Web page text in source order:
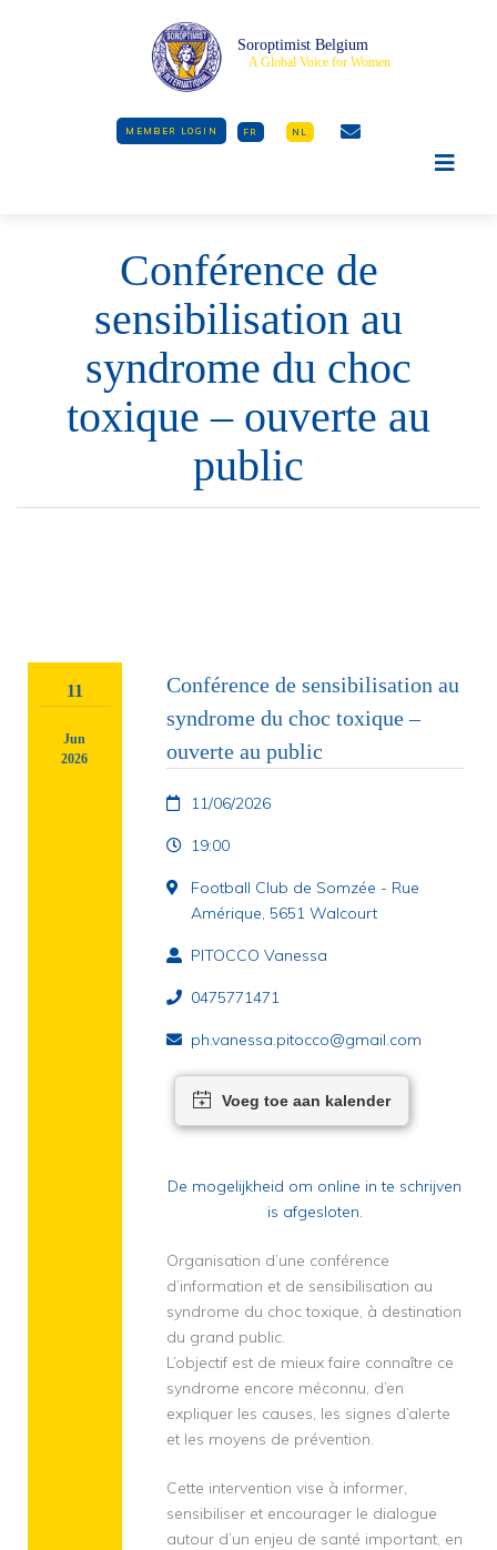
Soroptimist Belgium
A Global Voice for Women
MEMBER LOGIN FR NL
Conférence de
sensibilisation au
syndrome du choc
toxique – ouverte au
public
11
Jun
2026
Conférence de sensibilisation au
syndrome du choc toxique –
ouverte au public
11/06/2026
19:00
Football Club de Somzée - Rue
Amérique, 5651 Walcourt
PITOCCO Vanessa
0475771471
ph.vanessa.pitocco@gmail.com
Voeg toe aan kalender
De mogelijkheid om online in te schrijven
is afgesloten.
Organisation d’une conférence
d’information et de sensibilisation au
syndrome du choc toxique, à destination
du grand public.
L’objectif est de mieux faire connaître ce
syndrome encore méconnu, d’en
expliquer les causes, les signes d’alerte
et les moyens de prévention.
Cette intervention vise à informer,
sensibiliser et encourager le dialogue
autour d’un enjeu de santé important, en